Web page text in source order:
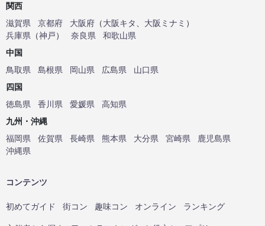
関西
滋賀県
京都府 大阪府 （大阪キタ 大阪ミナミ ）
兵庫県 （神戸） 奈良県
和歌山県
中国
鳥取県
島根県 岡山県 広島県
山口県
四国
徳島県
香川県 愛媛県
高知県
九州・沖縄
福岡県
佐賀県 長崎県 熊本県 大分県 宮崎県
鹿児島県
沖縄県
コンテンツ
初めてガイド 街コン 趣味コン オンライン ランキング